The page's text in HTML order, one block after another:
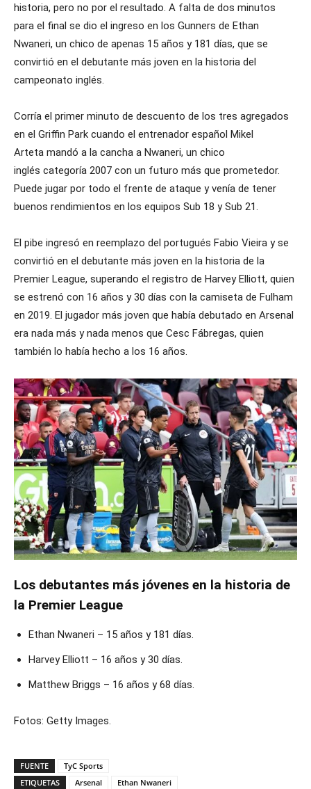
historia, pero no por el resultado. A falta de dos minutos
para el final se dio el ingreso en los Gunners de Ethan
Nwaneri, un chico de apenas 15 años y 181 días, que se
convirtió en el debutante más joven en la historia del
campeonato inglés.
Corría el primer minuto de descuento de los tres agregados
en el Griffin Park cuando el entrenador español Mikel
Arteta mandó a la cancha a Nwaneri, un chico
inglés categoría 2007 con un futuro más que prometedor.
Puede jugar por todo el frente de ataque y venía de tener
buenos rendimientos en los equipos Sub 18 y Sub 21.
El pibe ingresó en reemplazo del portugués Fabio Vieira y se
convirtió en el debutante más joven en la historia de la
Premier League, superando el registro de Harvey Elliott, quien
se estrenó con 16 años y 30 días con la camiseta de Fulham
en 2019. El jugador más joven que había debutado en Arsenal
era nada más y nada menos que Cesc Fábregas, quien
también lo había hecho a los 16 años.
Los debutantes más jóvenes en la historia de
la Premier League
Ethan Nwaneri – 15 años y 181 días.
Harvey Elliott – 16 años y 30 días.
Matthew Briggs – 16 años y 68 días.
Fotos: Getty Images.
FUENTE
TyC Sports
ETIQUETAS
Arsenal
Ethan Nwaneri